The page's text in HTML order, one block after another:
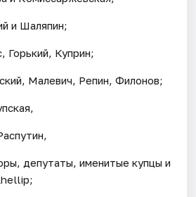
и Шаляпин;
Горький, Куприн;
Малевич, Репин, Филонов;
депутаты, именитые купцы и